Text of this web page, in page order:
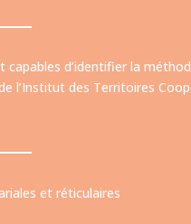
capables d’identifier la
l’Institut des Territoires
et réticulaires